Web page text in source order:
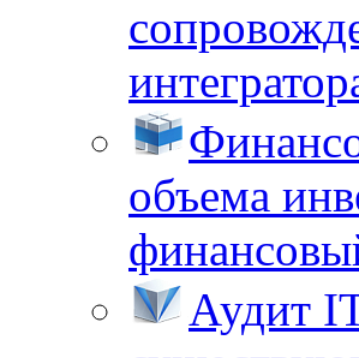
объема
Аудит